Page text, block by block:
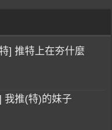
] 推特上在夯什麼
我推(特)的妹子